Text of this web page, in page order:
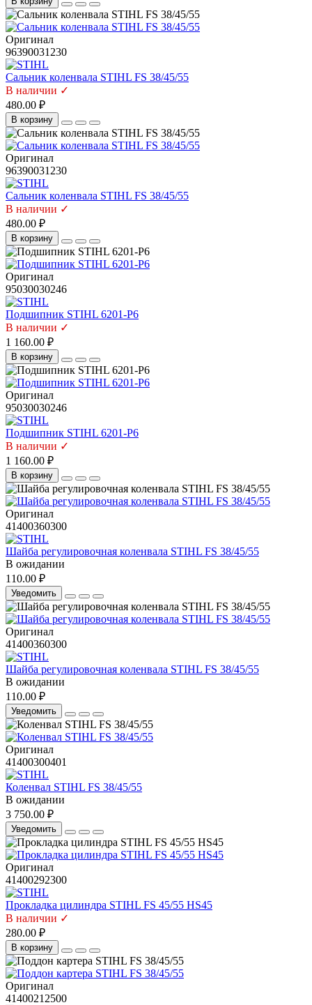
Оригинал
96390031230
Сальник коленвала STIHL FS 38/45/55
В наличии ✓
480.00 ₽
В корзину
Оригинал
96390031230
Сальник коленвала STIHL FS 38/45/55
В наличии ✓
480.00 ₽
В корзину
Оригинал
95030030246
Подшипник STIHL 6201-P6
В наличии ✓
1 160.00 ₽
В корзину
Оригинал
95030030246
Подшипник STIHL 6201-P6
В наличии ✓
1 160.00 ₽
В корзину
Оригинал
41400360300
Шайба регулировочная коленвала STIHL FS 38/45/55
В ожидании
110.00 ₽
Уведомить
Оригинал
41400360300
Шайба регулировочная коленвала STIHL FS 38/45/55
В ожидании
110.00 ₽
Уведомить
Оригинал
41400300401
Коленвал STIHL FS 38/45/55
В ожидании
3 750.00 ₽
Уведомить
Оригинал
41400292300
Прокладка цилиндра STIHL FS 45/55 HS45
В наличии ✓
280.00 ₽
В корзину
Оригинал
41400212500